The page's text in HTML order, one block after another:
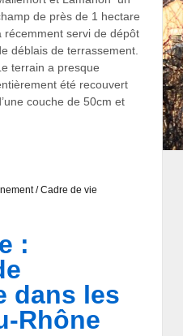
de près de 1 hectare
récemment servi de dépôt
déblais de terrassement.
terrain a presque
été recouvert
couche de 50cm et
/ Cadre de vie
:
dans les
Rhône